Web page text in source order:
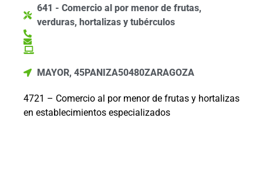
641 - Comercio al por menor de frutas,
verduras, hortalizas y tubérculos
MAYOR, 45PANIZA50480ZARAGOZA
4721 – Comercio al por menor de frutas y hortalizas
en establecimientos especializados